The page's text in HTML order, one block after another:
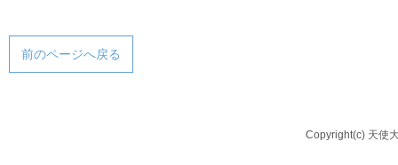
前のページへ戻る
Copyright(c) 天使